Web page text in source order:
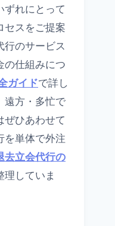
ずれにとって
セスをご提案
行のサービス
の仕組みにつ
ガイドで詳し
遠方・多忙で
ぜひあわせて
を単体で外注
去立会代行の
理していま